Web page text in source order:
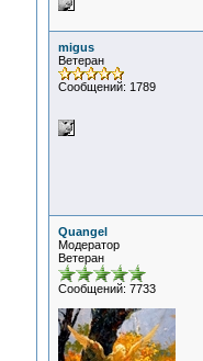
migus
Ветеран
Сообщений: 1789
Quangel
Модератор
Ветеран
Сообщений: 7733